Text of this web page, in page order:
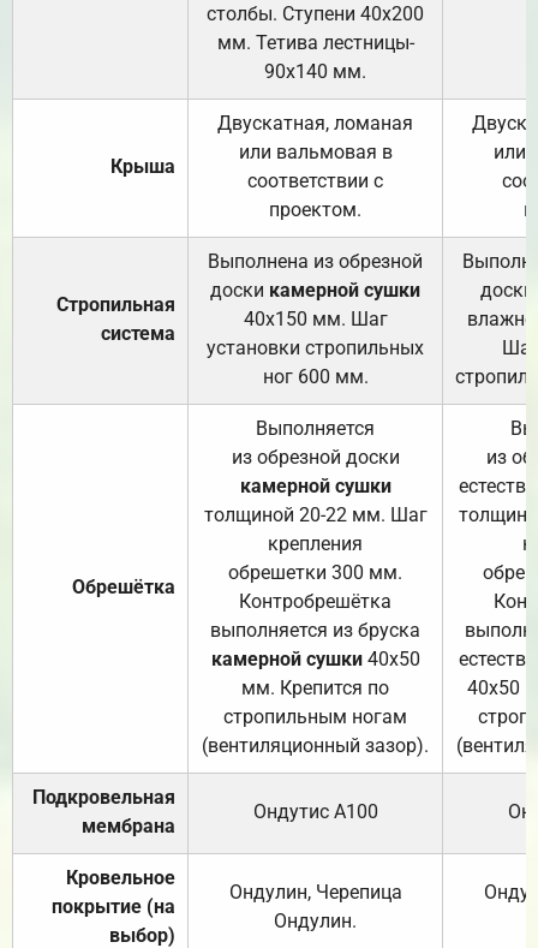
столбы. Ступени 40х200
мм. Тетива лестницы-
90х140 мм.
Крыша
Двускатная, ломаная
или вальмовая в
соответствии с
проектом.
или
Стропильная
система
Выполнена из обрезной
доски камерной сушки
40х150 мм. Шаг
установки стропильных
ног 600 мм.
доски
Обрешётка
Выполняется
из обрезной доски
камерной сушки
толщиной 20-22 мм. Шаг
крепления
обрешетки 300 мм.
Контробрешётка
выполняется из бруска
камерной сушки40х50
мм. Крепится по
стропильным ногам
(вентиляционный зазор).
из
40х50
Подкровельная
мембрана
Ондутис А100
Кровельное
покрытие (на
выбор)
Ондулин, Черепица
Ондулин.